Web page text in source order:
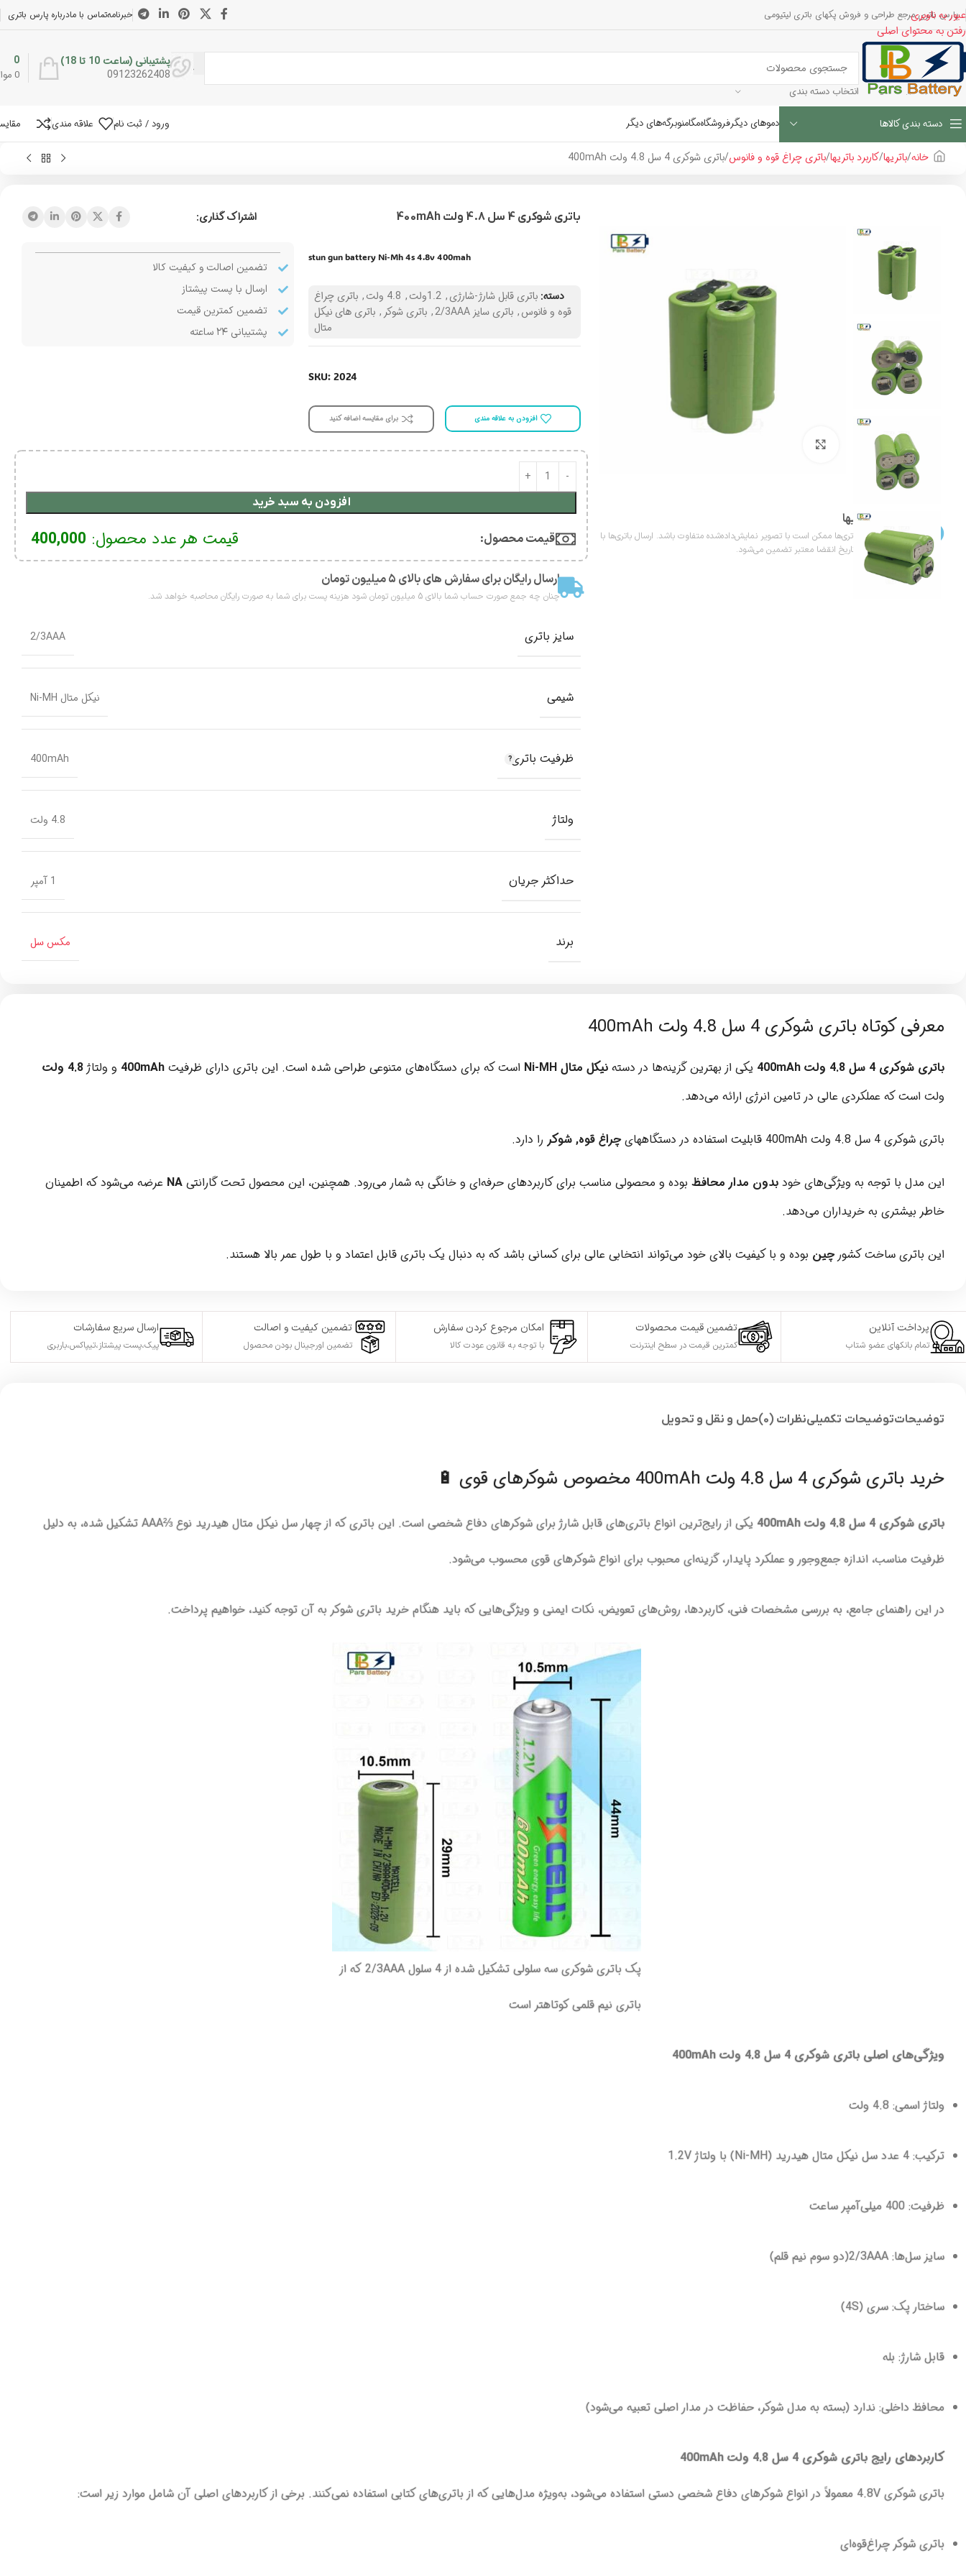
عبور به ناوبری
رفتن به محتوای اصلی
پارس باتری مرجع طراحی و فروش پکهای باتری لیتیومی خبرنامهتماس با مادرباره پارس باتری
انتخاب دسته بندی
پشتیبانی (ساعت 10 تا 18)
09123262408
0
0
دسته بندی کالاها دموهای دیگرفروشگاهمگامنوبرگه‌های دیگر ورود / ثبت نام علاقه مندی
خانه باتریها کاربرد باتریها باتری چراغ قوه و فانوس باتری شوکری 4 سل 4.8 ولت 400mAh
تاریخ انقضا باتریها
تاریخ درج‌شده روی باتری‌ها ممکن است با تصویر نمایش‌داده‌شده متفاوت باشد. ارسال باتری‌ها با
تاریخ تولید به‌روز و تاریخ انقضا معتبر تضمین می‌شود.
باتری شوکری 4 سل 4.8 ولت 400mAh اشتراک گذاری:
stun gun battery Ni-Mh 4s 4.8v 400mah
دسته: باتری قابل شارژ-شارژی, 1.2ولت , 4.8 ولت , باتری چراغ
قوه و فانوس, باتری سایز 2/3AAA , باتری شوکر , باتری های نیکل
متال
SKU: 2024
افزودن به علاقه مندی برای مقایسه اضافه کنید
تضمین اصالت و کیفیت کالا
ارسال با پست پیشتاز
تضمین کمترین قیمت
پشتیبانی ۲۴ ساعته
افزودن به سبد خرید
قیمت محصول:​ قیمت هر عدد محصول: 400,000
ارسال رایگان برای سفارش های بالای ۵ میلیون تومان
چنان چه جمع صورت حساب شما بالای 5 میلیون تومان شود هزینه پست برای شما به صورت رایگان محاصبه خواهد شد.
سایز باتری 2/3AAA
شیمی نیکل متال Ni-MH
ظرفیت باتری 400mAh
ولتاژ 4.8 ولت
حداکثر جریان 1 آمپر
برند مکس سل
معرفی کوتاه باتری شوکری 4 سل 4.8 ولت 400mAh
باتری شوکری 4 سل 4.8 ولت 400mAh یکی از بهترین گزینه‌ها در دسته نیکل متال Ni-MH است که برای دستگاه‌های متنوعی طراحی شده است. این باتری دارای ظرفیت 400mAh و ولتاژ 4.8 ولت
ولت است که عملکردی عالی در تامین انرژی ارائه می‌دهد.
باتری شوکری 4 سل 4.8 ولت 400mAh قابلیت استفاده در دستگاههای چراغ قوه, شوکر را دارد.
این مدل با توجه به ویژگی‌های خود بدون مدار محافظ بوده و محصولی مناسب برای کاربردهای حرفه‌ای و خانگی به شمار می‌رود. همچنین، این محصول تحت گارانتی NA عرضه می‌شود که اطمینان
خاطر بیشتری به خریداران می‌دهد.
این باتری ساخت کشورچین بوده و با کیفیت بالای خود می‌تواند انتخابی عالی برای کسانی باشد که به دنبال یک باتری قابل اعتماد و با طول عمر بالا هستند.
پرداخت آنلاین
تمام بانکهای عضو شتاب
تضمین قیمت محصولات
کمترین قیمت در سطح اینترنت
امکان مرجوع کردن سفارش
با توجه به قانون عودت کالا
تضمین کیفیت و اصالت
تضمین اورجینال بودن محصول
ارسال سریع سفارشات
پیک،پست پیشتاز،تیپاکس،باربری
توضیحاتتوضیحات تکمیلینظرات (0) حمل و نقل و تحویل
خرید باتری شوکری 4 سل 4.8 ولت 400mAh مخصوص شوکرهای قوی 🔋
باتری شوکری 4 سل 4.8 ولت 400mAh
یکی از رایج‌ترین انواع باتری‌های قابل شارژ برای شوکرهای دفاع شخصی است. این باتری که از چهار سل نیکل متال هیدرید نوع ⅔AAA تشکیل شده، به دلیل
ظرفیت مناسب، اندازه جمع‌وجور و عملکرد پایدار، گزینه‌ای محبوب برای انواع شوکرهای قوی محسوب می‌شود.
در این راهنمای جامع، به بررسی مشخصات فنی، کاربردها، روش‌های تعویض، نکات ایمنی و ویژگی‌هایی که باید هنگام خرید باتری شوکر به آن توجه کنید، خواهیم پرداخت.
پک باتری شوکری سه سلولی تشکیل شده از 4 سلول 2/3AAA که از
باتری نیم قلمی کوتاهتر است
ویژگی‌های اصلی باتری شوکری 4 سل 4.8 ولت 400mAh
ولتاژ اسمی: 4.8 ولت
ترکیب: 4 عدد سل نیکل متال هیدرید (Ni-MH) با ولتاژ 1.2V
ظرفیت: 400 میلی‌آمپر ساعت
سایز سل‌ها: 2/3AAA(دو سوم نیم قلم)
ساختار پک: سری (4S)
قابل شارژ: بله
محافظ داخلی: ندارد (بسته به مدل شوکر، حفاظت در مدار اصلی تعبیه می‌شود)
کاربردهای رایج باتری شوکری 4 سل 4.8 ولت 400mAh
باتری شوکری 4.8V معمولاً در انواع شوکرهای دفاع شخصی دستی استفاده می‌شود، به‌ویژه مدل‌هایی که از باتری‌های کتابی استفاده نمی‌کنند. برخی از کاربردهای اصلی آن شامل موارد زیر است:
باتری شوکر چراغ‌قوه‌ای